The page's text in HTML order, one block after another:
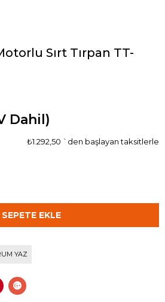
Sırt Tırpan TT-
Dahil)
₺1.292,50 `den başlayan taksitlerle
YAZ